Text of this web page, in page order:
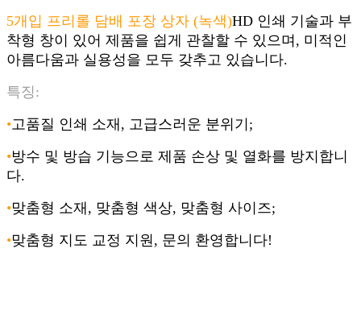
5개입 프리롤 담배 포장 상자 (녹색)HD 인쇄 기술과 부
착형 창이 있어 제품을 쉽게 관찰할 수 있으며, 미적인
아름다움과 실용성을 모두 갖추고 있습니다.
특징:
•고품질 인쇄 소재, 고급스러운 분위기;
•방수 및 방습 기능으로 제품 손상 및 열화를 방지합니
다.
•맞춤형 소재, 맞춤형 색상, 맞춤형 사이즈;
•맞춤형 지도 교정 지원, 문의 환영합니다!